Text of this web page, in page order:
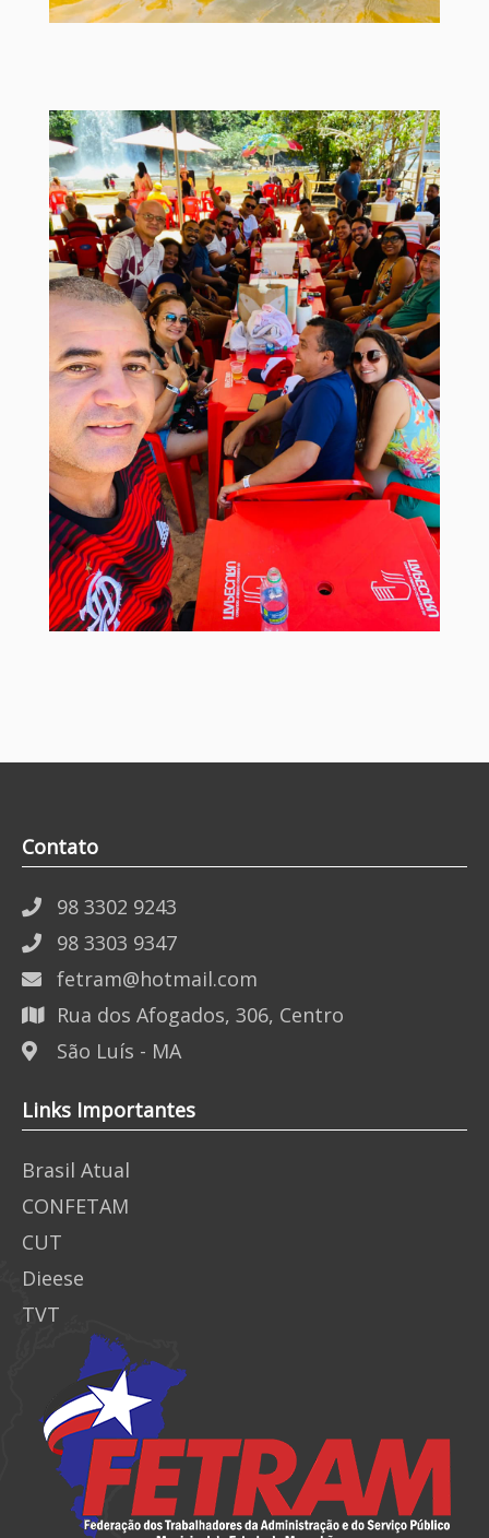
Contato
98 3302 9243
98 3303 9347
fetram@hotmail.com
Rua dos Afogados, 306, Centro
São Luís - MA
Links Importantes
Brasil Atual
CONFETAM
CUT
Dieese
TVT